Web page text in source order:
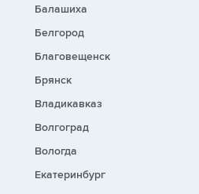
Балашиха
Белгород
Благовещенск
Брянск
Владикавказ
Волгоград
Вологда
Екатеринбург